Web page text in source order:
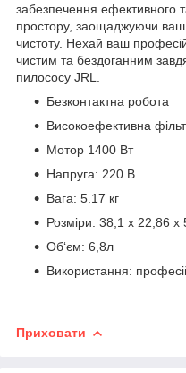
забезпечення ефективного
простору, заощаджуючи ваш
чистоту. Нехай ваш
чистим та бездоганним
пилососу JRL.
Безконтактна робота
Високоефективна
Мотор 1400 Вт
Напруга: 220 В
Вага: 5.17 кг
Розміри: 38,1 x 22,86 x
Об‘єм: 6,8л
Використання:
Приховати